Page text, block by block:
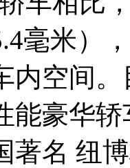
毫米）
内空间
能豪华
著名 纽